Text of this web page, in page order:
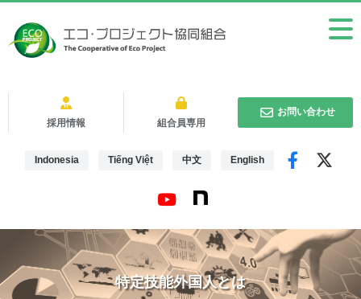
採用情報 組合員専用
お問い合わせ
Indonesia Tiếng Việt 中文 English
特定技能外国人とは